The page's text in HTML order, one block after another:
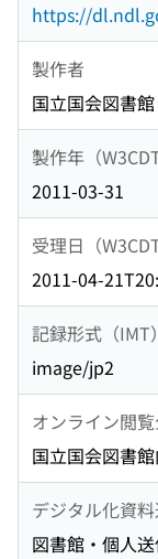
https://
製作者
国立国会図書館
製作年（
2011-03-31
受理日（
2011-04-
記録形式（IMT）
image/jp2
オンライン閲
国立国会図書
デジタル化資
図書館・個人